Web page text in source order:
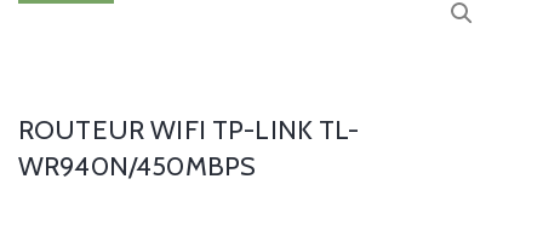
ROUTEUR WIFI TP-LINK TL-
WR940N/450MBPS